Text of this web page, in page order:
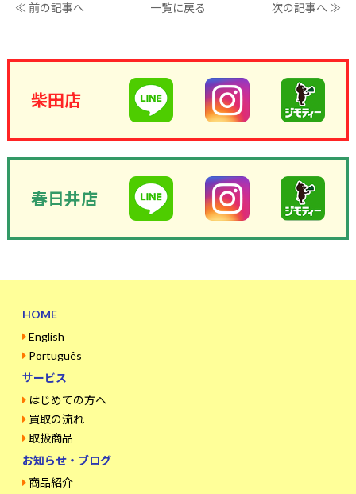
≪ 前の記事へ 一覧に戻る 次の記事へ ≫
柴田店
春日井店
HOME
English
Português
サービス
はじめての方へ
買取の流れ
取扱商品
お知らせ・ブログ
商品紹介